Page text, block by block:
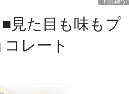
見た目も味もプ
レート